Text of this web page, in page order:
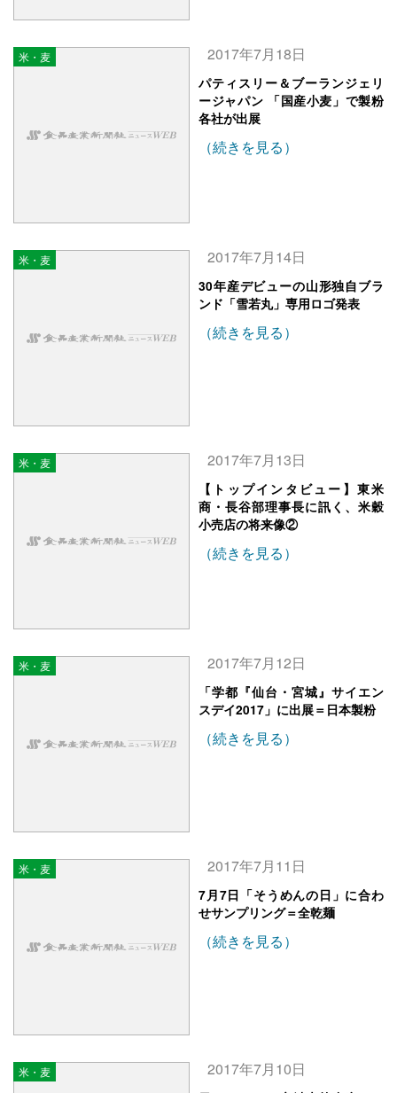
米・麦 2017年7月18日
パティスリー＆ブーランジェリ
ージャパン 「国産小麦」で製粉
各社が出展
（続きを見る）
米・麦 2017年7月14日
30年産デビューの山形独自ブラ
ンド「雪若丸」専用ロゴ発表
（続きを見る）
米・麦 2017年7月13日
【トップインタビュー】東米
商・長谷部理事長に訊く、米穀
小売店の将来像②
（続きを見る）
米・麦 2017年7月12日
「学都『仙台・宮城』サイエン
スデイ2017」に出展＝日本製粉
（続きを見る）
米・麦 2017年7月11日
7月7日「そうめんの日」に合わ
せサンプリング＝全乾麺
（続きを見る）
米・麦 2017年7月10日